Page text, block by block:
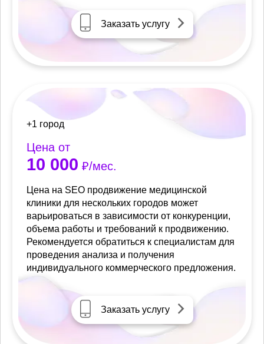
Заказать услугу
+1 город
Цена от
10 000 ₽/мес.
Цена на SEO продвижение медицинской
клиники для нескольких городов может
варьироваться в зависимости от конкуренции,
объема работы и требований к продвижению.
Рекомендуется обратиться к специалистам для
проведения анализа и получения
индивидуального коммерческого предложения.
Заказать услугу